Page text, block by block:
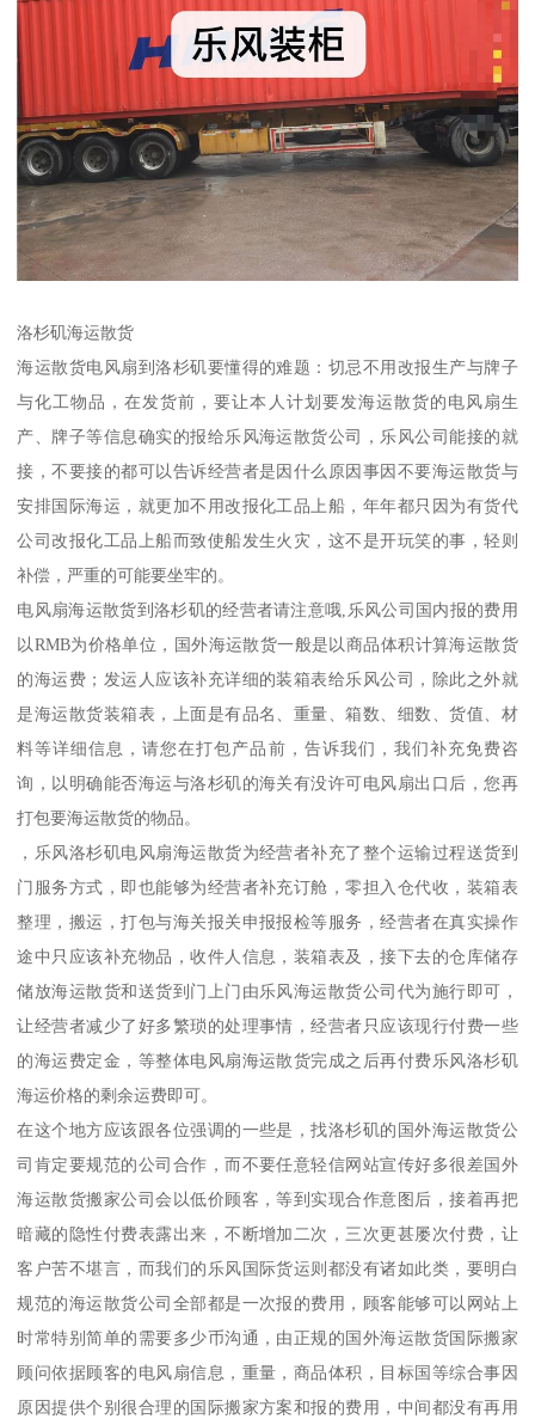
洛杉矶海运散货
海运散货电风扇到洛杉矶要懂得的难题：切忌不用改报生产与牌子
与化工物品，在发货前，要让本人计划要发海运散货的电风扇生
产、牌子等信息确实的报给乐风海运散货公司，乐风公司能接的就
接，不要接的都可以告诉经营者是因什么原因事因不要海运散货与
安排国际海运，就更加不用改报化工品上船，年年都只因为有货代
公司改报化工品上船而致使船发生火灾，这不是开玩笑的事，轻则
补偿，严重的可能要坐牢的。
电风扇海运散货到洛杉矶的经营者请注意哦,乐风公司国内报的费用
以RMB为价格单位，国外海运散货一般是以商品体积计算海运散货
的海运费；发运人应该补充详细的装箱表给乐风公司，除此之外就
是海运散货装箱表，上面是有品名、重量、箱数、细数、货值、材
料等详细信息，请您在打包产品前，告诉我们，我们补充免费咨
询，以明确能否海运与洛杉矶的海关有没许可电风扇出口后，您再
打包要海运散货的物品。
，乐风洛杉矶电风扇海运散货为经营者补充了整个运输过程送货到
门服务方式，即也能够为经营者补充订舱，零担入仓代收，装箱表
整理，搬运，打包与海关报关申报报检等服务，经营者在真实操作
途中只应该补充物品，收件人信息，装箱表及，接下去的仓库储存
储放海运散货和送货到门上门由乐风海运散货公司代为施行即可，
让经营者减少了好多繁琐的处理事情，经营者只应该现行付费一些
的海运费定金，等整体电风扇海运散货完成之后再付费乐风洛杉矶
海运价格的剩余运费即可。
在这个地方应该跟各位强调的一些是，找洛杉矶的国外海运散货公
司肯定要规范的公司合作，而不要任意轻信网站宣传好多很差国外
海运散货搬家公司会以低价顾客，等到实现合作意图后，接着再把
暗藏的隐性付费表露出来，不断增加二次，三次更甚屡次付费，让
客户苦不堪言，而我们的乐风国际货运则都没有诸如此类，要明白
规范的海运散货公司全部都是一次报的费用，顾客能够可以网站上
时常特别简单的需要多少币沟通，由正规的国外海运散货国际搬家
顾问依据顾客的电风扇信息，重量，商品体积，目标国等综合事因
原因提供个别很合理的国际搬家方案和报的费用，中间都没有再用